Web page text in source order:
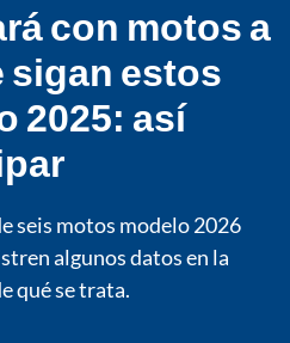
con motos a
sigan estos
2025: así
seis motos modelo 2026
algunos datos en la
qué se trata.